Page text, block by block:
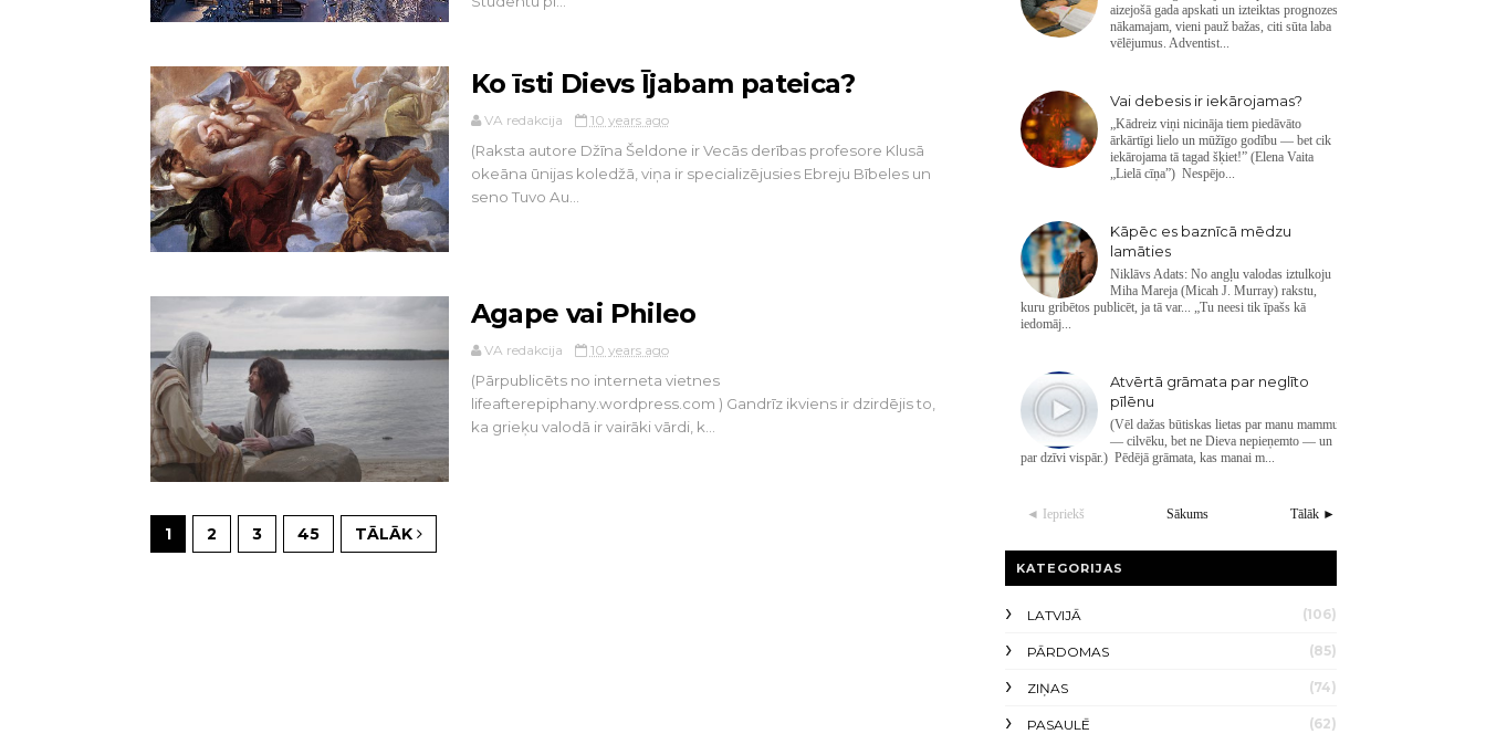
Ko īsti Dievs Ījabam pateica?
VA redakcija 10 years ago
(Raksta autore Džīna Šeldone ir Vecās derības profesore Klusā
okeāna ūnijas koledžā, viņa ir specializējusies Ebreju Bībeles un
seno Tuvo Au...
Agape vai Phileo
VA redakcija 10 years ago
(Pārpublicēts no interneta vietnes
lifeafterepiphany.wordpress.com ) Gandrīz ikviens ir dzirdējis to,
ka grieķu valodā ir vairāki vārdi, k...
1 2 3 45 TĀLĀK
aizejošā gada apskati un izteiktas prognozes
nākamajam, vieni pauž bažas, citi sūta laba
vēlējumus. Adventist...
Vai debesis ir iekārojamas?
„Kādreiz viņi nicināja tiem piedāvāto
ārkārtīgi lielo un mūžīgo godību — bet cik
iekārojama tā tagad šķiet!” (Elena Vaita
„Lielā cīņa”) Nespējo...
Kāpēc es baznīcā mēdzu
lamāties
Niklāvs Adats: No angļu valodas iztulkoju
Miha Mareja (Micah J. Murray) rakstu,
kuru gribētos publicēt, ja tā var... „Tu neesi tik īpašs kā
iedomāj...
Atvērtā grāmata par neglīto
pīlēnu
(Vēl dažas būtiskas lietas par manu mammu
— cilvēku, bet ne Dieva nepieņemto — un
par dzīvi vispār.) Pēdējā grāmata, kas manai m...
◄ Iepriekš Tālāk ►
Sākums
KATEGORIJAS
LATVIJĀ (106)
PĀRDOMAS (85)
ZIŅAS (74)
PASAULĒ (62)